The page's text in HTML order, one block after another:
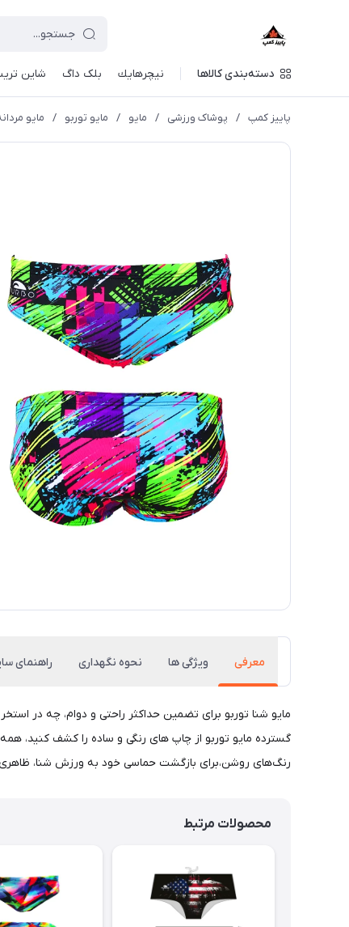
دسته‌بندی کالاها نيچرهايك بلک داگ شاین
پاییز کمپ / پوشاک ورزشی / مايو / مایو توربو / مایو
معرفی ویژگی ها نحوه نگهداری راهنمای
رنگ‌های روشن،برای بازگشت حماسی خود به ورزش شنا، ظاهری
محصولات مرتبط